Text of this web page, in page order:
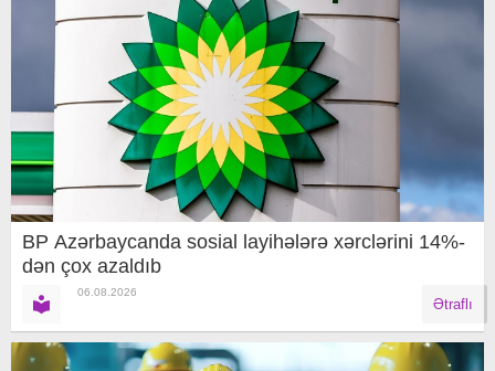
BP Azərbaycanda sosial layihələrə xərclərini 14%-
dən çox azaldıb
06.08.2026
Ətraflı